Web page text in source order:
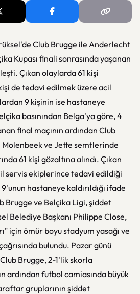
Club Brugge ile Anderlecht
Kupası finali sonrasında yaşanan
Çıkan olaylarda 61 kişi
de tedavi edilmek üzere acil
9 kişinin ise hastaneye
basınından Belga'ya göre, 4
final maçının ardından Club
ve Jette semtlerinde
61 kişi gözaltına alındı. Çıkan
servis ekiplerince tedavi edildiği
hastaneye kaldırıldığı ifade
Brugge ve Belçika Ligi, şiddet
Belediye Başkanı Philippe Close,
için ömür boyu stadyum yasağı ve
bulundu. Pazar günü
Brugge, 2-1'lik skorla
ardından futbol camiasında büyük
gruplarının şiddet